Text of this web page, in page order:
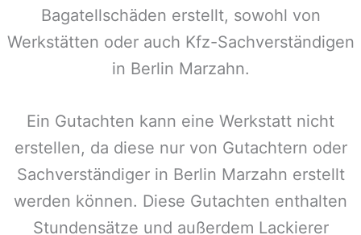
Bagatellschäden erstellt, sowohl von
Werkstätten oder auch Kfz-Sachverständigen
in Berlin Marzahn.
Ein Gutachten kann eine Werkstatt nicht
erstellen, da diese nur von Gutachtern oder
Sachverständiger in Berlin Marzahn erstellt
werden können. Diese Gutachten enthalten
Stundensätze und außerdem Lackierer